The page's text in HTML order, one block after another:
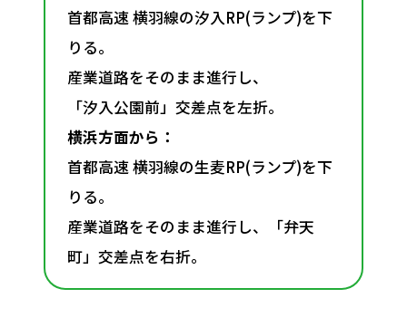
首都高速 横羽線の汐入RP(ランプ)を下
りる。
産業道路をそのまま進行し、
「汐入公園前」交差点を左折。
横浜方面から：
首都高速 横羽線の生麦RP(ランプ)を下
りる。
産業道路をそのまま進行し、「弁天
町」交差点を右折。